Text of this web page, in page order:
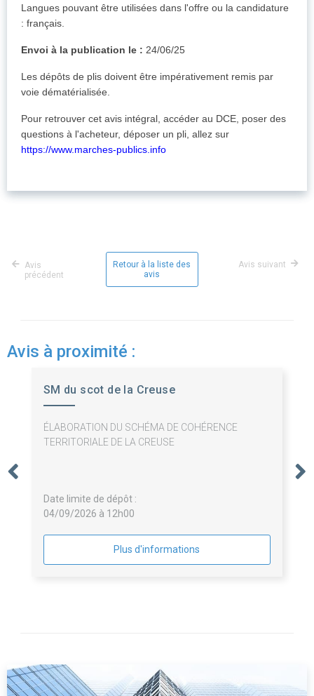
Langues pouvant être utilisées dans l'offre ou la candidature
: français.
Envoi à la publication le : 24/06/25
Les dépôts de plis doivent être impérativement remis par
voie dématérialisée.
Pour retrouver cet avis intégral, accéder au DCE, poser des
questions à l'acheteur, déposer un pli, allez sur
https://www.marches-publics.info
Avis
précédent
Retour à la liste des
avis
Avis suivant
Avis à proximité :
SM du scot de la Creuse
ÉLABORATION DU SCHÉMA DE COHÉRENCE
TERRITORIALE DE LA CREUSE
Date limite de dépôt :
04/09/2026 à 12h00
Plus d'informations